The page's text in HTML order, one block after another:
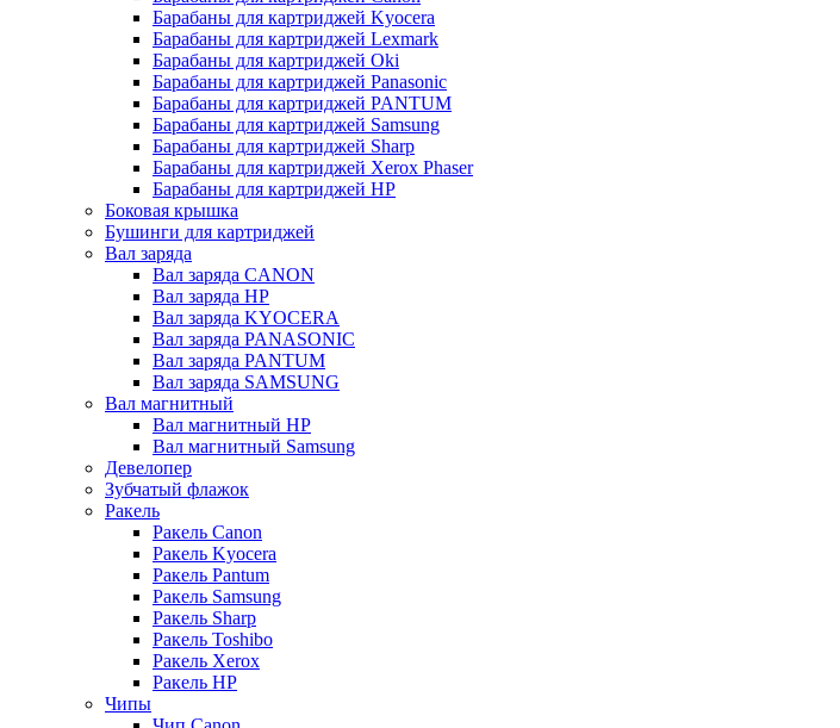
Барабаны для картриджей Kyocera
Барабаны для картриджей Lexmark
Барабаны для картриджей Oki
Барабаны для картриджей Panasonic
Барабаны для картриджей PANTUM
Барабаны для картриджей Samsung
Барабаны для картриджей Sharp
Барабаны для картриджей Xerox Phaser
Барабаны для картриджей НР
Боковая крышка
Бушинги для картриджей
Вал заряда
Вал заряда CANON
Вал заряда HP
Вал заряда KYOCERA
Вал заряда PANASONIC
Вал заряда PANTUM
Вал заряда SAMSUNG
Вал магнитный
Вал магнитный HP
Вал магнитный Samsung
Девелопер
Зубчатый флажок
Ракель
Ракель Canon
Ракель Kyocera
Ракель Pantum
Ракель Samsung
Ракель Sharp
Ракель Toshibo
Ракель Xerox
Ракель НР
Чипы